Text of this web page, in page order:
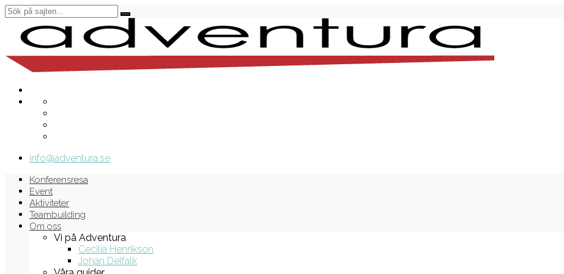
info@adventura.se
Konferensresa
Event
Aktiviteter
Teambuilding
Om oss
Vi på Adventura
Cecilia Henrikson
Johan Delfalk